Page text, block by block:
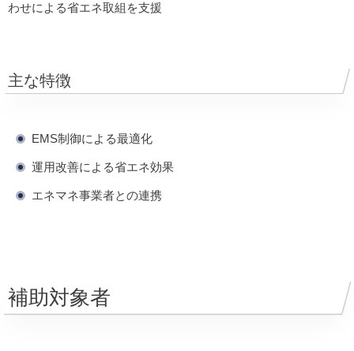
わせによる省エネ取組を支援
主な特徴
EMS制御による最適化
運用改善による省エネ効果
エネマネ事業者との連携
補助対象者